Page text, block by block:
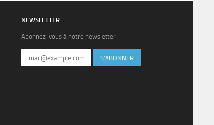
NEWSLETTER
Abonnez-vous à notre newsletter
S'ABONNER